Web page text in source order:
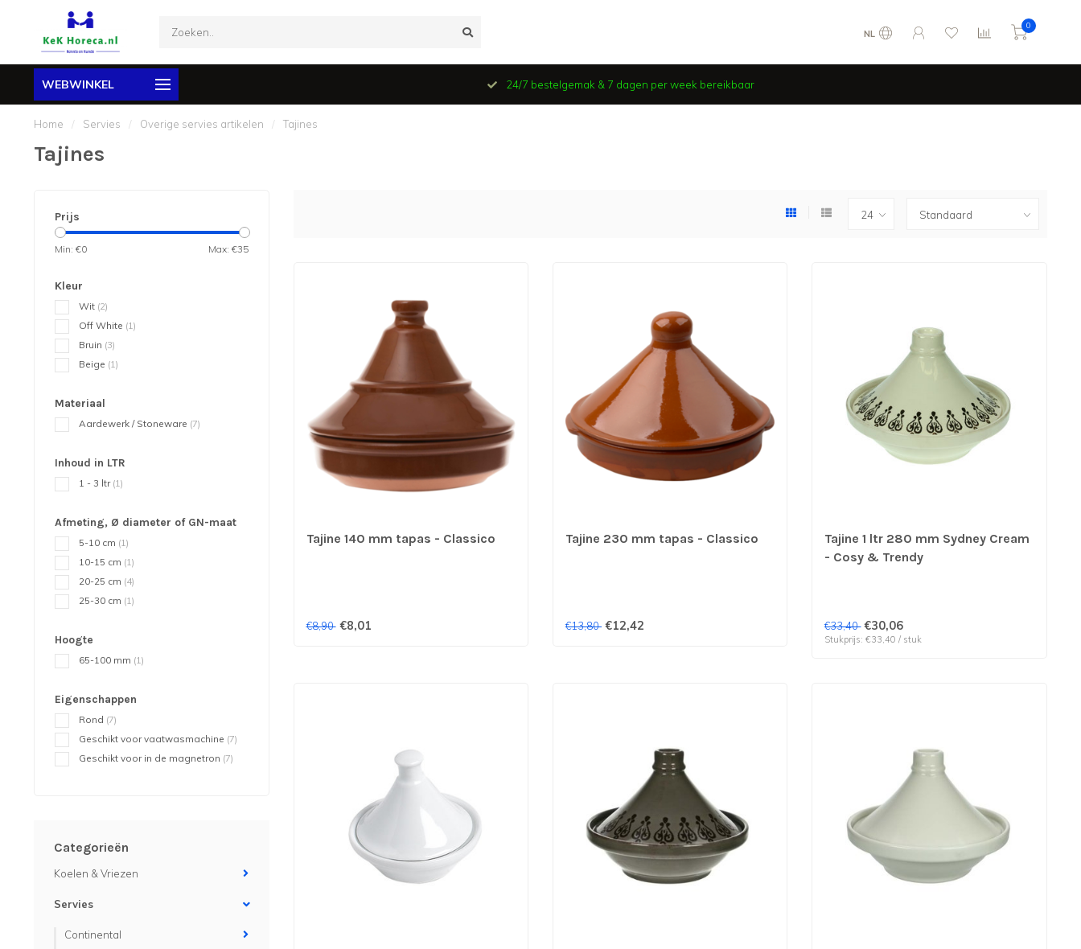
NL
0
WEBWINKEL 24/7 bestelgemak & 7 dagen per week bereikbaar
Home / Servies / Overige servies artikelen / Tajines
Tajines
Prijs
Min: €0 Max: €35
Kleur
Wit (2)
Off White (1)
Bruin (3)
Beige (1)
Materiaal
Aardewerk / Stoneware (7)
Inhoud in LTR
1 - 3 ltr (1)
Afmeting, Ø diameter of GN-maat
5-10 cm (1)
10-15 cm (1)
20-25 cm (4)
25-30 cm (1)
Hoogte
65-100 mm (1)
Eigenschappen
Rond (7)
Geschikt voor vaatwasmachine (7)
Geschikt voor in de magnetron (7)
Categorieën
Koelen & Vriezen
Servies
Continental
Tajine 140 mm tapas - Classico
€8,90 €8,01
Tajine 230 mm tapas - Classico
€13,80 €12,42
Tajine 1 ltr 280 mm Sydney Cream
- Cosy & Trendy
€33,40 €30,06
Stukprijs: €33,40 / stuk